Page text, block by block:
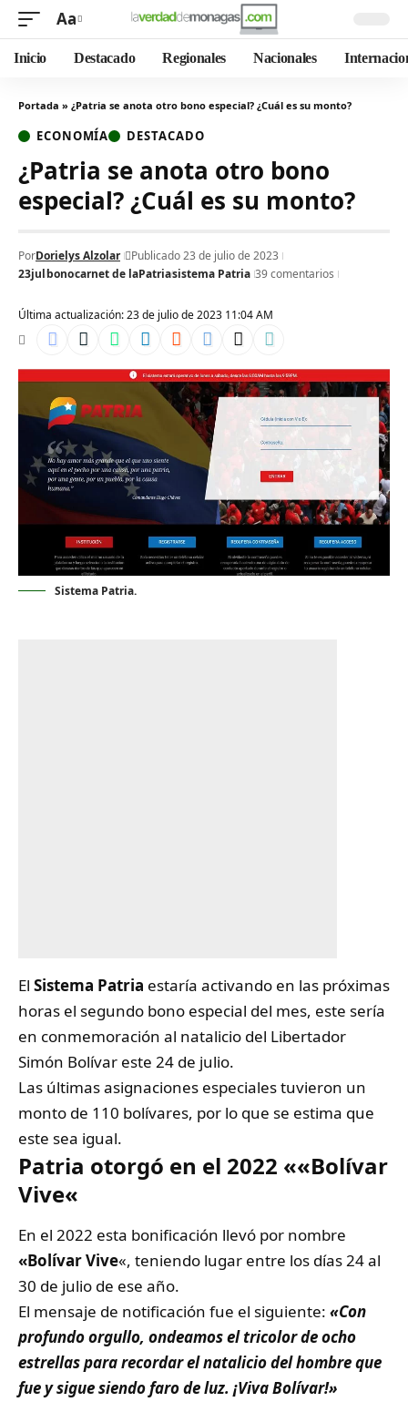
Aa
Inicio Destacado Regionales Nacionales
Portada » ¿Patria se anota otro bono especial? ¿Cuál es su monto?
ECONOMÍA DESTACADO
¿Patria se anota otro bono
especial? ¿Cuál es su monto?
Última actualización: 23 de julio de 2023 11:04 AM
PorDorielys Alzolar
Publicado 23 de julio de 2023
23julbonocarnet de laPatriasistema Patria 39 comentarios
Sistema Patria.
El Sistema Patria estaría activando en las próximas
horas el segundo bono especial del mes, este sería
en conmemoración al natalicio del Libertador
Simón Bolívar este 24 de julio.
Las últimas asignaciones especiales tuvieron un
monto de 110 bolívares, por lo que se estima que
este sea igual.
Patria otorgó en el 2022 ««Bolívar
Vive«
En el 2022 esta bonificación llevó por nombre
«Bolívar Vive«, teniendo lugar entre los días 24 al
30 de julio de ese año.
El mensaje de notificación fue el siguiente: «Con
profundo orgullo, ondeamos el tricolor de ocho
estrellas para recordar el natalicio del hombre que
fue y sigue siendo faro de luz. ¡Viva Bolívar!»